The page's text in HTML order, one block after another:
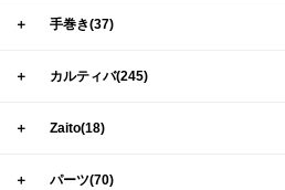
＋ 手巻き(37)
＋ カルティバ(245)
＋ Zaito(18)
＋ パーツ(70)